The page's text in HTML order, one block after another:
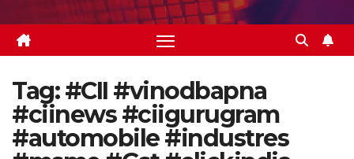
Tag:#CII #vinodbapna
#ciinews #ciigurugram
#automobile #industres